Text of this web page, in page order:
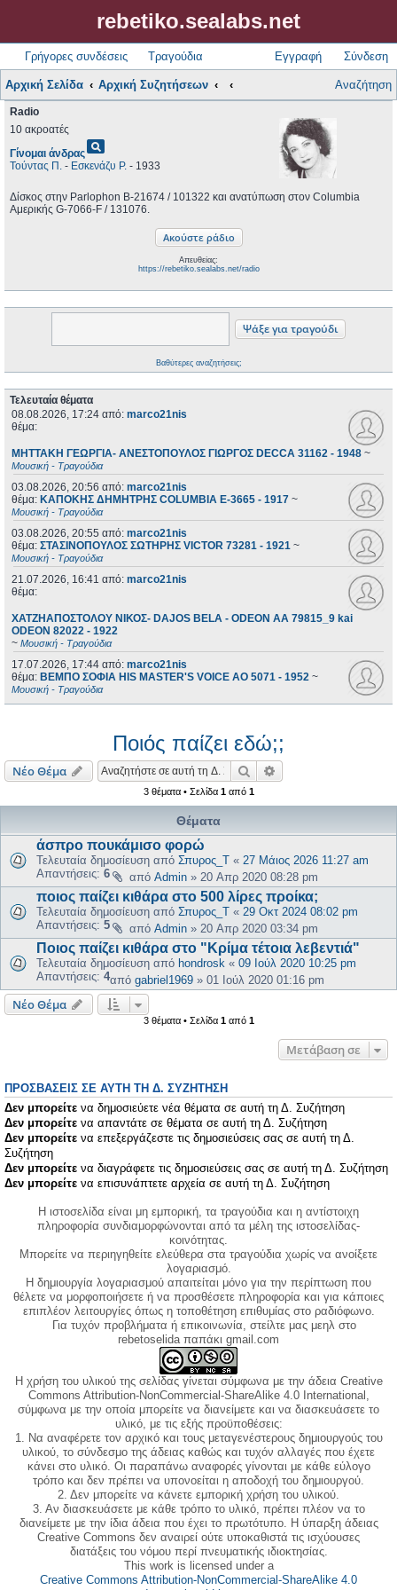
rebetiko.sealabs.net
Γρήγορες συνδέσεις Τραγούδια Σύνδεση
Εγγραφή
Αρχική Σελίδα Αρχική Συζητήσεων Αναζήτηση
Radio
10 ακροατές
Γίνομαι άνδραςpageview
Τούντας Π. - Εσκενάζυ Ρ. - 1933
Δίσκος στην Parlophon B-21674 / 101322 και ανατύπωση στον Columbia
Αμερικής G-7066-F / 131076.
Απευθείας:
https://rebetiko.sealabs.net/radio
Βαθύτερες αναζητήσεις;
Τελευταία θέματα
08.08.2026, 17:24 από: marco21nis
θέμα:
ΜΗΤΤΑΚΗ ΓΕΩΡΓΙΑ- ΑΝΕΣΤΟΠΟΥΛΟΣ ΓΙΩΡΓΟΣ DECCA 31162 - 1948 ~
Μουσική - Τραγούδια
03.08.2026, 20:56 από: marco21nis
θέμα: ΚΑΠΟΚΗΣ ΔΗΜΗΤΡΗΣ COLUMBIA E-3665 - 1917 ~
Μουσική - Τραγούδια
03.08.2026, 20:55 από: marco21nis
θέμα: ΣΤΑΣΙΝΟΠΟΥΛΟΣ ΣΩΤΗΡΗΣ VICTOR 73281 - 1921 ~
Μουσική - Τραγούδια
21.07.2026, 16:41 από: marco21nis
θέμα:
ΧΑΤΖΗΑΠΟΣΤΟΛΟΥ ΝΙΚΟΣ- DAJOS BELA - ODEON AA 79815_9 kai
ODEON 82022 - 1922
~ Μουσική - Τραγούδια
17.07.2026, 17:44 από: marco21nis
θέμα: ΒΕΜΠΟ ΣΟΦΙΑ HIS MASTER'S VOICE AO 5071 - 1952 ~
Μουσική - Τραγούδια
Ποιός παίζει εδώ;;
Νέο Θέμα Αναζήτηση
3 θέματα • Σελίδα 1από 1
Θέματα
άσπρο πουκάμισο φορώ
Τελευταία δημοσίευση από Σπυρος_Τ « 27 Μάιος 2026 11:27 am
Απαντήσεις: 6 από Admin » 20 Απρ 2020 08:28 pm
ποιος παίζει κιθάρα στο 500 λίρες προίκα;
Τελευταία δημοσίευση από Σπυρος_Τ « 29 Οκτ 2024 08:02 pm
Απαντήσεις: 5 από Admin » 20 Απρ 2020 03:34 pm
Ποιος παίζει κιθάρα στο "Κρίμα τέτοια λεβεντιά"
Τελευταία δημοσίευση από hondrosk « 09 Ιούλ 2020 10:25 pm
Απαντήσεις: 4από gabriel1969 » 01 Ιούλ 2020 01:16 pm
Νέο Θέμα
3 θέματα • Σελίδα 1από 1
Μετάβαση σε
ΠΡΟΣΒΆΣΕΙΣ ΣΕ ΑΥΤΉ ΤΗ Δ. ΣΥΖΉΤΗΣΗ
Δεν μπορείτε να δημοσιεύετε νέα θέματα σε αυτή τη Δ. Συζήτηση
Δεν μπορείτε να απαντάτε σε θέματα σε αυτή τη Δ. Συζήτηση
Δεν μπορείτε να επεξεργάζεστε τις δημοσιεύσεις σας σε αυτή τη Δ.
Συζήτηση
Δεν μπορείτε να διαγράφετε τις δημοσιεύσεις σας σε αυτή τη Δ. Συζήτηση
Δεν μπορείτε να επισυνάπτετε αρχεία σε αυτή τη Δ. Συζήτηση
Η ιστοσελίδα είναι μη εμπορική, τα τραγούδια και η αντίστοιχη
πληροφορία συνδιαμορφώνονται από τα μέλη της ιστοσελίδας-
κοινότητας.
Μπορείτε να περιηγηθείτε ελεύθερα στα τραγούδια χωρίς να ανοίξετε
λογαριασμό.
Η δημιουργία λογαριασμού απαιτείται μόνο για την περίπτωση που
θέλετε να μορφοποιήσετε ή να προσθέσετε πληροφορία και για κάποιες
επιπλέον λειτουργίες όπως η τοποθέτηση επιθυμίας στο ραδιόφωνο.
Για τυχόν προβλήματα ή επικοινωνία, στείλτε μας μεηλ στο
rebetoselida παπάκι gmail.com
Η χρήση του υλικού της σελίδας γίνεται σύμφωνα με την άδεια Creative
Commons Attribution-NonCommercial-ShareAlike 4.0 International,
σύμφωνα με την οποία μπορείτε να διανείμετε και να διασκευάσετε το
υλικό, με τις εξής προϋποθέσεις:
1. Να αναφέρετε τον αρχικό και τους μεταγενέστερους δημιουργούς του
υλικού, το σύνδεσμο της άδειας καθώς και τυχόν αλλαγές που έχετε
κάνει στο υλικό. Οι παραπάνω αναφορές γίνονται με κάθε εύλογο
τρόπο και δεν πρέπει να υπονοείται η αποδοχή του δημιουργού.
2. Δεν μπορείτε να κάνετε εμπορική χρήση του υλικού.
3. Αν διασκευάσετε με κάθε τρόπο το υλικό, πρέπει πλέον να το
διανείμετε με την ίδια άδεια που έχει το πρωτότυπο. Η ύπαρξη άδειας
Creative Commons δεν αναιρεί ούτε υποκαθιστά τις ισχύουσες
διατάξεις του νόμου περί πνευματικής ιδιοκτησίας.
This work is licensed under a
Creative Commons Attribution-NonCommercial-ShareAlike 4.0